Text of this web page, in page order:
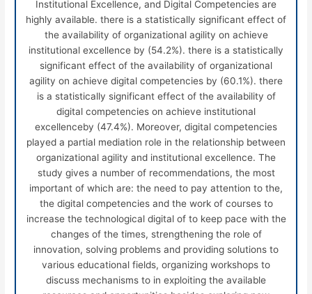
Institutional Excellence, and Digital Competencies are
highly available. there is a statistically significant effect of
the availability of organizational agility on achieve
institutional excellence by (54.2%). there is a statistically
significant effect of the availability of organizational
agility on achieve digital competencies by (60.1%). there
is a statistically significant effect of the availability of
digital competencies on achieve institutional
excellenceby (47.4%). Moreover, digital competencies
played a partial mediation role in the relationship between
organizational agility and institutional excellence. The
study gives a number of recommendations, the most
important of which are: the need to pay attention to the,
the digital competencies and the work of courses to
increase the technological digital of to keep pace with the
changes of the times, strengthening the role of
innovation, solving problems and providing solutions to
various educational fields, organizing workshops to
discuss mechanisms to in exploiting the available